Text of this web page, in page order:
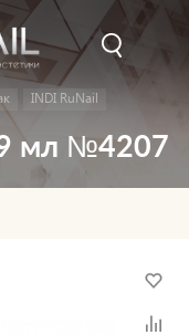
INDI RuNail
9 мл №4207